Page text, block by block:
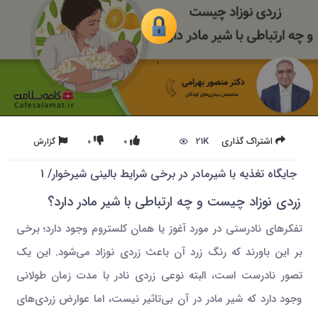
اشتراک گذاری 21K گزارش 0 0
جایگاه تغذیه با شیرمادر در برخی شرایط بالینی شیرخوار/ 1
زردی نوزاد چیست و چه ارتباطی با شیر مادر دارد؟
تفکرهای نادرستی در مورد آغوز یا همان کلستروم وجود دارد؛ برخی
بر این باورند که رنگ زرد آن باعث زردی نوزاد می‌شود. این یک
تصور نادرست است، البته نوعی زردی نادر با مدت زمان طولانی
وجود دارد که شیر مادر در آن بی‌تاثیر نیست، اما عوارض زرد‌ی‌های